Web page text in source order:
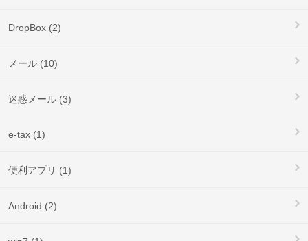
DropBox (2)
メール (10)
迷惑メール (3)
e-tax (1)
便利アプリ (1)
Android (2)